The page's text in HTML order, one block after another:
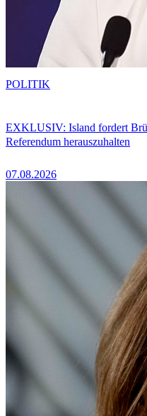
EXKLUSIV: Island fordert
Referendum herauszuhalten
07.08.2026
POLITIK